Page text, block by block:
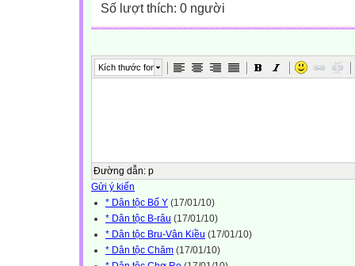
Số lượt thích: 0 người
Kích thước font
Đường dẫn: p
Gửi ý kiến
* Dân tộc Bố Y (17/01/10)
* Dân tộc B-râu (17/01/10)
* Dân tộc Bru-Vân Kiều (17/01/10)
* Dân tộc Chăm (17/01/10)